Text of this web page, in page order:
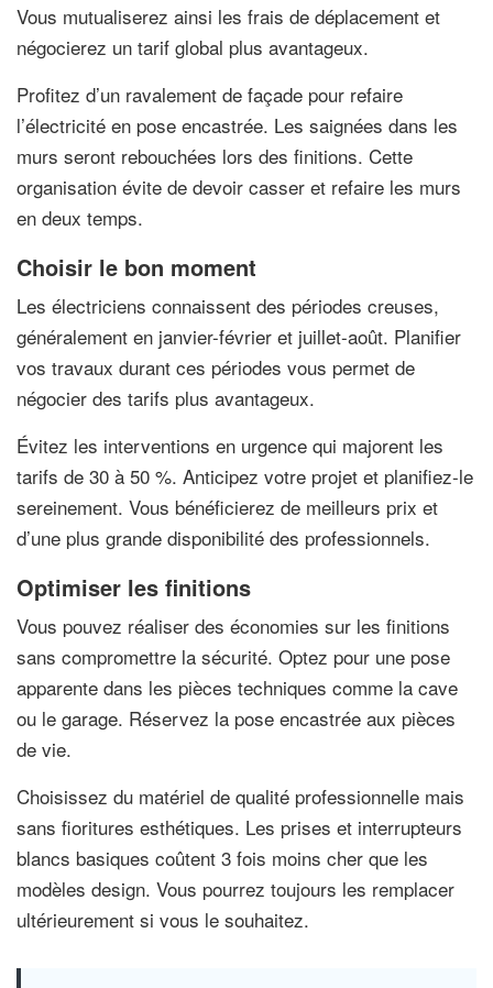
Vous mutualiserez ainsi les frais de déplacement et
négocierez un tarif global plus avantageux.
Profitez d’un ravalement de façade pour refaire
l’électricité en pose encastrée. Les saignées dans les
murs seront rebouchées lors des finitions. Cette
organisation évite de devoir casser et refaire les murs
en deux temps.
Choisir le bon moment
Les électriciens connaissent des périodes creuses,
généralement en janvier-février et juillet-août. Planifier
vos travaux durant ces périodes vous permet de
négocier des tarifs plus avantageux.
Évitez les interventions en urgence qui majorent les
tarifs de 30 à 50 %. Anticipez votre projet et planifiez-le
sereinement. Vous bénéficierez de meilleurs prix et
d’une plus grande disponibilité des professionnels.
Optimiser les finitions
Vous pouvez réaliser des économies sur les finitions
sans compromettre la sécurité. Optez pour une pose
apparente dans les pièces techniques comme la cave
ou le garage. Réservez la pose encastrée aux pièces
de vie.
Choisissez du matériel de qualité professionnelle mais
sans fioritures esthétiques. Les prises et interrupteurs
blancs basiques coûtent 3 fois moins cher que les
modèles design. Vous pourrez toujours les remplacer
ultérieurement si vous le souhaitez.